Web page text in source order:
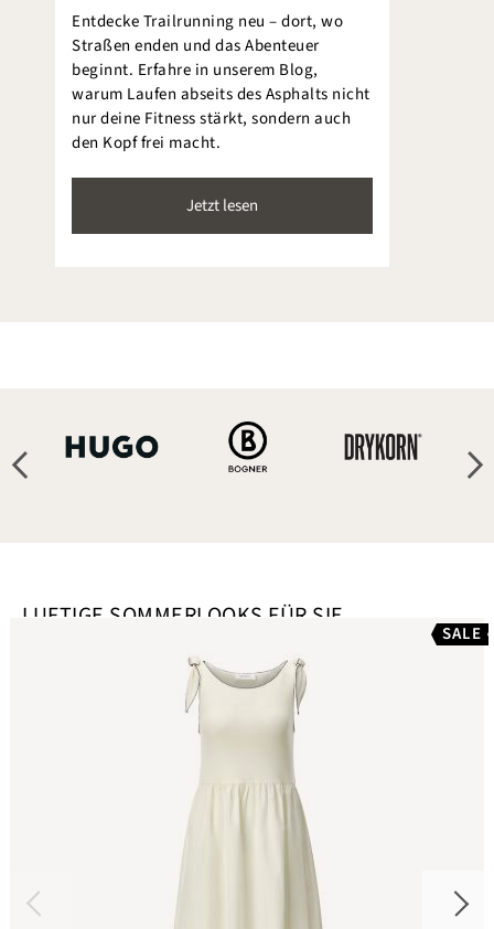
Entdecke Trailrunning neu – dort, wo
Straßen enden und das Abenteuer
beginnt. Erfahre in unserem Blog,
warum Laufen abseits des Asphalts nicht
nur deine Fitness stärkt, sondern auch
den Kopf frei macht.
Jetzt lesen
LUFTIGE SOMMERLOOKS FÜR SIE
SALE